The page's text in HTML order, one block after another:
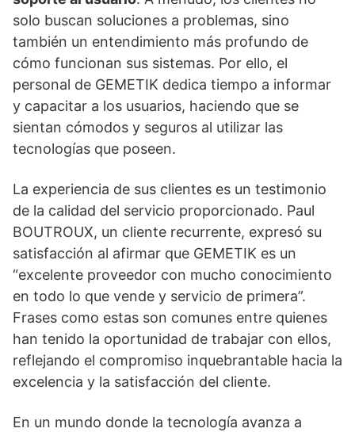
solo buscan soluciones a problemas, sino
también un entendimiento más profundo de
cómo funcionan sus sistemas. Por ello, el
personal de GEMETIK dedica tiempo a informar
y capacitar a los usuarios, haciendo que se
sientan cómodos y seguros al utilizar las
tecnologías que poseen.
La experiencia de sus clientes es un testimonio
de la calidad del servicio proporcionado. Paul
BOUTROUX, un cliente recurrente, expresó su
satisfacción al afirmar que GEMETIK es un
“excelente proveedor con mucho conocimiento
en todo lo que vende y servicio de primera”.
Frases como estas son comunes entre quienes
han tenido la oportunidad de trabajar con ellos,
reflejando el compromiso inquebrantable hacia la
excelencia y la satisfacción del cliente.
En un mundo donde la tecnología avanza a